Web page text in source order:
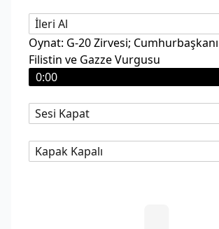
İleri Al
Oynat: G-20 Zirvesi; Cumhurbaşkanı
Filistin ve Gazze Vurgusu
0:00
Sesi Kapat
Kapak Kapalı